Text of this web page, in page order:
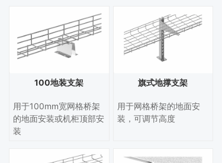
100地装支架
用于100mm宽网格桥架
的地面安装或机柜顶部安
装
旗式地撑支架
用于网格桥架的地面安
装，可调节高度